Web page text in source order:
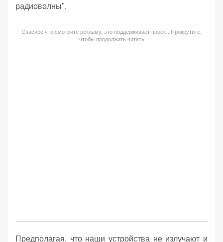
радиоволны".
Спасибо что смотрите рекламу, это поддерживает проект. Прокрутите,
чтобы продолжить читать
Предполагая, что наши устройства не излучают и